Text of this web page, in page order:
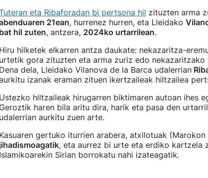
eta Ribaforadan bi pertsona hil zituzten arma
21ean, hurrenez hurren, eta Lleidako
bat hil zuten, antzera, 2024ko urtarrilean.
Hiru hilketek elkarren antza daukate: nekazaritza-
urtetik gora zituzten eta arma zuriz edo
Dena dela, Lleidako Vilanova de la Barca udalerrian
izanak eraman zituen ikertzaileak hiltzailea
Ustezko hiltzaileak hirugarren biktimaren autoan ihes
Geroztik haren bila aritu dira, harik eta pasa den
udalerrian aurkitu zuen arte.
Kasuaren gertuko iturrien arabera, atxilotuak (Marokon
jihadismoagatik, eta aurrez bi urte eta erdiko kartzela
Islamikoarekin Sirian borrokatu nahi izateagatik.